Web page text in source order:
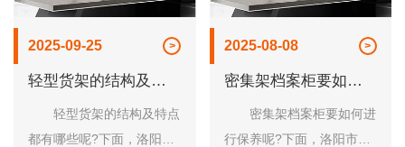
2025-09-25
轻型货架的结构及特
点都有哪些
轻型货架的结构及特点
都有哪些呢?下面，洛阳市
2025-08-08
密集架档案柜要如何
进行保养呢
密集架档案柜要如何进
行保养呢?下面，洛阳市龙